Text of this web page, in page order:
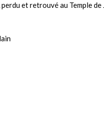
et retrouvé au Temple de